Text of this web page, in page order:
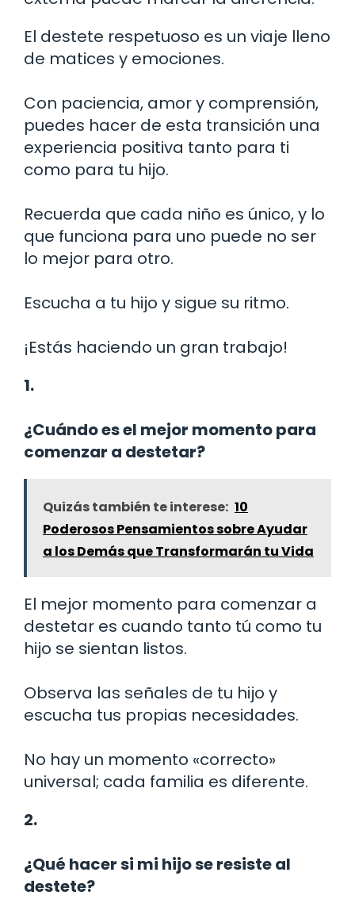
El destete respetuoso es un viaje lleno
de matices y emociones.
Con paciencia, amor y comprensión,
puedes hacer de esta transición una
experiencia positiva tanto para ti
como para tu hijo.
Recuerda que cada niño es único, y lo
que funciona para uno puede no ser
lo mejor para otro.
Escucha a tu hijo y sigue su ritmo.
¡Estás haciendo un gran trabajo!
1.
¿Cuándo es el mejor momento para
comenzar a destetar?
Quizás también te interese: 10
Poderosos Pensamientos sobre Ayudar
a los Demás que Transformarán tu Vida
El mejor momento para comenzar a
destetar es cuando tanto tú como tu
hijo se sientan listos.
Observa las señales de tu hijo y
escucha tus propias necesidades.
No hay un momento «correcto»
universal; cada familia es diferente.
2.
¿Qué hacer si mi hijo se resiste al
destete?